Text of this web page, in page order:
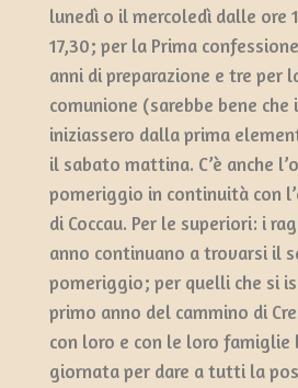
lunedì o il mercoledì dalle ore
17,30; per la Prima
anni di preparazione e tre per
comunione (sarebbe bene che
iniziassero dalla prima
il sabato mattina. C’è anche
pomeriggio in continuità con
di Coccau. Per le superiori: i
anno continuano a trovarsi il
pomeriggio; per quelli che si
primo anno del cammino di
con loro e con le loro famiglie
giornata per dare a tutti la